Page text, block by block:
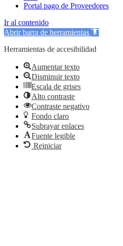
Portal pago de Proveedores
Ir al contenido
Abrir barra de herramientas
Herramientas de accesibilidad
Aumentar texto
Disminuir texto
Escala de grises
Alto contraste
Contraste negativo
Fondo claro
Subrayar enlaces
Fuente legible
Reiniciar